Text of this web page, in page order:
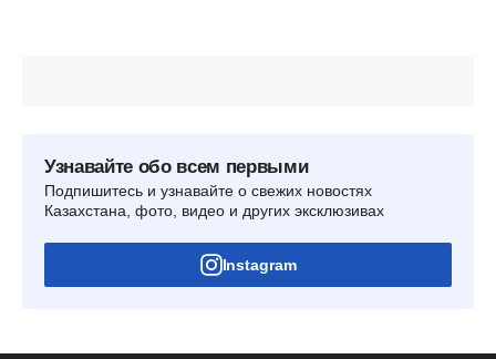
Узнавайте обо всем первыми
Подпишитесь и узнавайте о свежих новостях
Казахстана, фото, видео и других эксклюзивах
Instagram